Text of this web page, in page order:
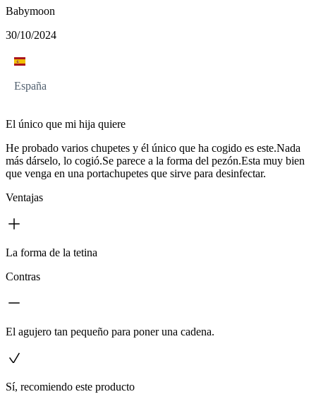
Babymoon
30/10/2024
España
El único que mi hija quiere
He probado varios chupetes y él único que ha cogido es este.Nada
más dárselo, lo cogió.Se parece a la forma del pezón.Esta muy bien
que venga en una portachupetes que sirve para desinfectar.
Ventajas
La forma de la tetina
Contras
El agujero tan pequeño para poner una cadena.
Sí, recomiendo este producto